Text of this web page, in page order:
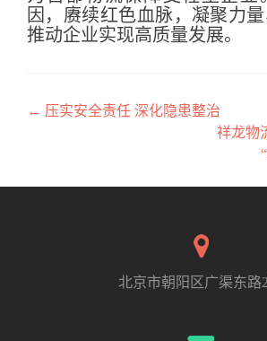
因，赓续红色血脉，凝聚力量
推动企业实现高质量发展。
← 压实安全责任 深化隐患整治
祥龙物
北京市朝阳区广渠东路